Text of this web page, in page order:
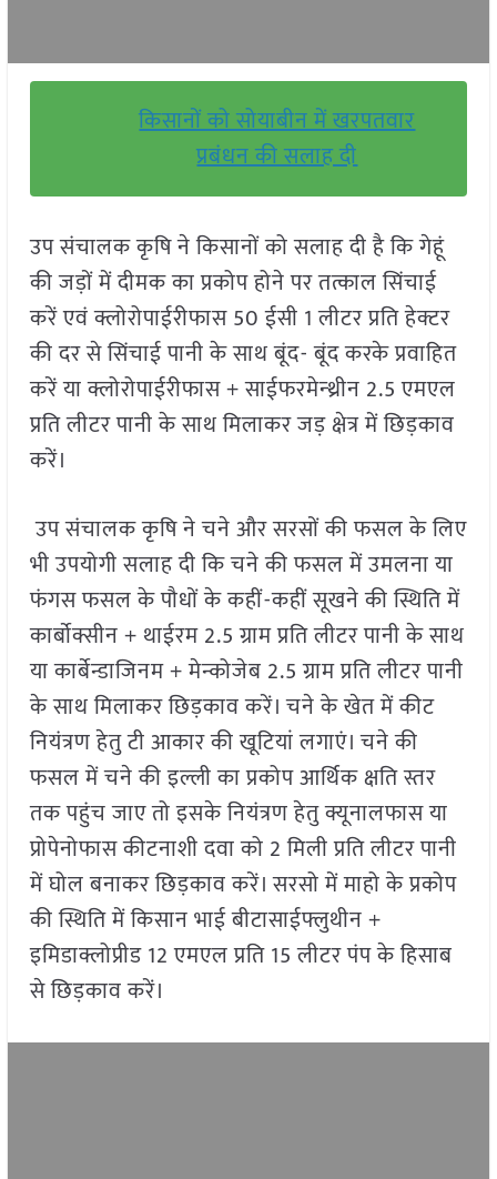
किसानों को सोयाबीन में खरपतवार
प्रबंधन की सलाह दी
उप संचालक कृषि ने किसानों को सलाह दी है कि गेहूं
की जड़ों में दीमक का प्रकोप होने पर तत्काल सिंचाई
करें एवं क्लोरोपाईरीफास 50 ईसी 1 लीटर प्रति हेक्टर
की दर से सिंचाई पानी के साथ बूंद- बूंद करके प्रवाहित
करें या क्लोरोपाईरीफास + साईफरमेन्थ्रीन 2.5 एमएल
प्रति लीटर पानी के साथ मिलाकर जड़ क्षेत्र में छिड़काव
करें।
उप संचालक कृषि ने चने और सरसों की फसल के लिए
भी उपयोगी सलाह दी कि चने की फसल में उमलना या
फंगस फसल के पौधों के कहीं-कहीं सूखने की स्थिति में
कार्बाेक्सीन + थाईरम 2.5 ग्राम प्रति लीटर पानी के साथ
या कार्बेन्डाजिनम + मेन्कोजेब 2.5 ग्राम प्रति लीटर पानी
के साथ मिलाकर छिड़काव करें। चने के खेत में कीट
नियंत्रण हेतु टी आकार की खूटियां लगाएं। चने की
फसल में चने की इल्ली का प्रकोप आर्थिक क्षति स्तर
तक पहुंच जाए तो इसके नियंत्रण हेतु क्यूनालफास या
प्रोपेनोफास कीटनाशी दवा को 2 मिली प्रति लीटर पानी
में घोल बनाकर छिड़काव करें। सरसो में माहो के प्रकोप
की स्थिति में किसान भाई बीटासाईफ्लुथीन +
इमिडाक्लोप्रीड 12 एमएल प्रति 15 लीटर पंप के हिसाब
से छिड़काव करें।